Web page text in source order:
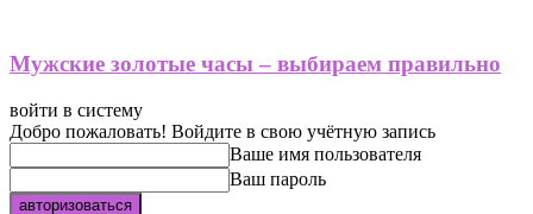
Мужские золотые часы – выбираем правильно
войти в систему
Добро пожаловать! Войдите в свою учётную запись
Ваше имя пользователя
Ваш пароль